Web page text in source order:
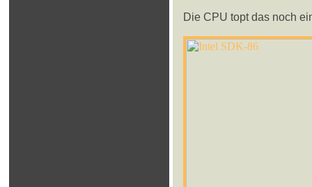
Die CPU topt das noch